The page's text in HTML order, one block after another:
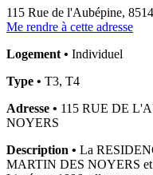
115 Rue de l'Aubépine,
Me rendre à cette adresse
Logement • Individuel
Type • T3, T4
Adresse • 115 RUE DE
NOYERS
Description • La
MARTIN DES NOYERS et